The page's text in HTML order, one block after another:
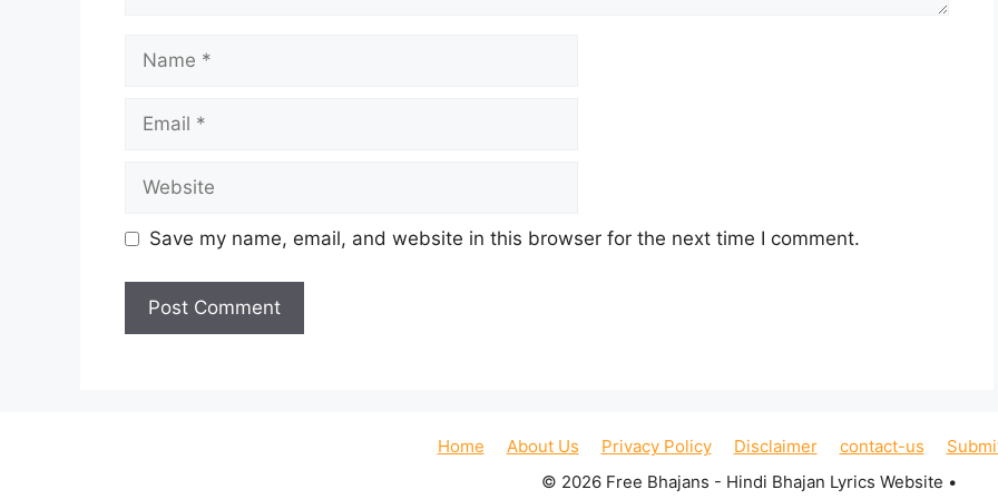
Name
Email
Website
Save my name, email, and website in this browser for the next time I comment.
Home About Us Privacy Policy Disclaimer contact-us
© 2026 Free Bhajans - Hindi Bhajan Lyrics Website •